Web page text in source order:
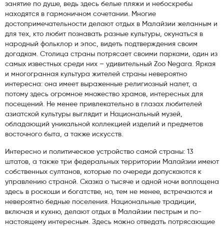
занятие по душе, ведь здесь белые пляжи и небоскребы
находятся в гармоничном сочетании. Многие
достопримечательности делают отдых в Малайзии желанным и
для тех, кто любит познавать разные культуры, окунаться в
народный фольклор и эпос, видеть подтверждения своим
догадкам. Столица страны потрясает своими парками, один из
самых известных среди них – удивительный Zoo Negara. Яркая
и многогранная культура жителей страны невероятно
интересна: она имеет выраженные религиозный налет, а
потому здесь огромное множество храмов, интересных для
посещений. Не менее привлекательно в глазах любителей
азиатской культуры выглядит и Национальный музей,
обладающий уникальной коллекцией изделий и предметов
восточного быта, а также искусств.
Интересно и политическое устройство самой страны: 13
штатов, а также три федеральных территории Малайзии имеют
собственных султанов, которые по очереди допускаются к
управлению страной. Сказка о тысяче и одной ночи воплощена
здесь в роскоши и богатстве, но, тем не менее, встречаются и
невероятно бедные поселения. Национальные традиции,
включая и кухню, делают отдых в Малайзии пестрым и по-
настоящему интересным. Здесь можно отведать потрясающие